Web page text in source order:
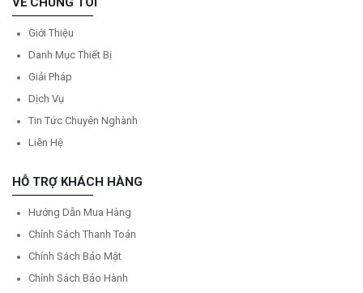
Giới Thiệu
Danh Mục Thiết Bị
Giải Pháp
Dịch Vụ
Tin Tức Chuyên Nghành
Liên Hệ
HỖ TRỢ KHÁCH HÀNG
Hướng Dẫn Mua Hàng
Chính Sách Thanh Toán
Chính Sách Bảo Mật
Chính Sách Bảo Hành